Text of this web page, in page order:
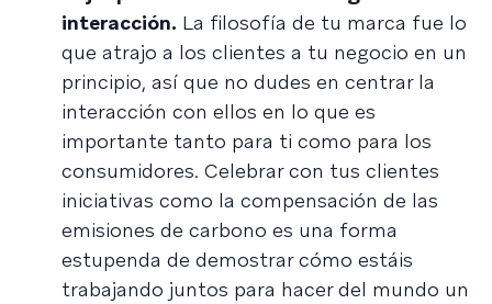
interacción. La filosofía de tu marca fue lo
que atrajo a los clientes a tu negocio en un
principio, así que no dudes en centrar la
interacción con ellos en lo que es
importante tanto para ti como para los
consumidores. Celebrar con tus clientes
iniciativas como la compensación de las
emisiones de carbono es una forma
estupenda de demostrar cómo estáis
trabajando juntos para hacer del mundo un